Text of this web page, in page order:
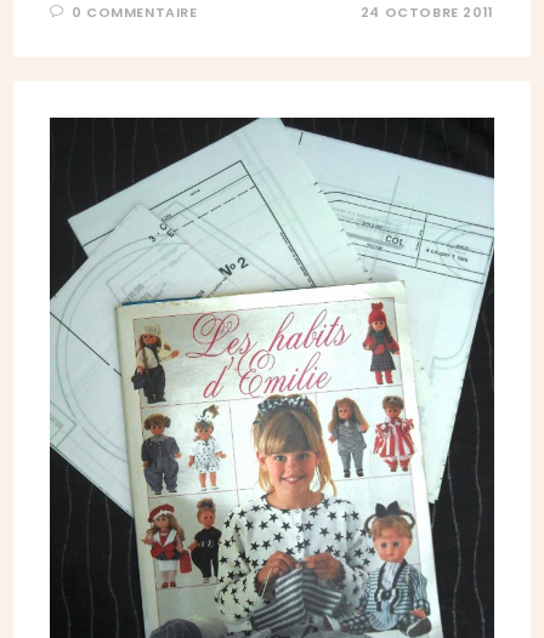
0 COMMENTAIRE 24 OCTOBRE 2011